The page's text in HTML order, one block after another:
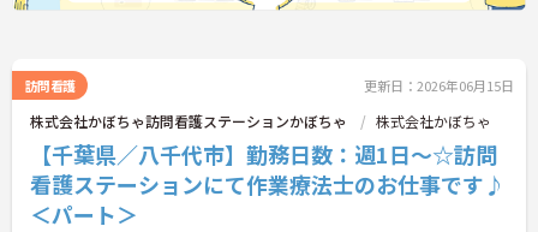
訪問看護 更新日：2026年06月15日
株式会社かぼちゃ訪問看護ステーションかぼちゃ 株式会社かぼちゃ
【千葉県／八千代市】勤務日数：週1日～☆訪問
看護ステーションにて作業療法士のお仕事です♪
＜パート＞